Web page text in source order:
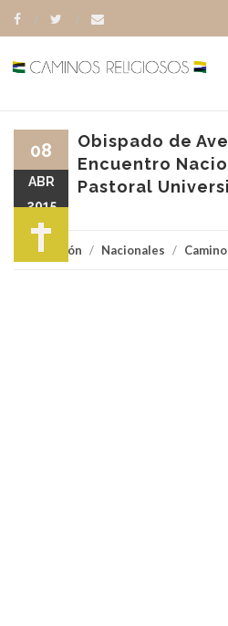
Obispado de
Encuentro
Pastoral
Religión / Nacionales /
08
ABR
2015